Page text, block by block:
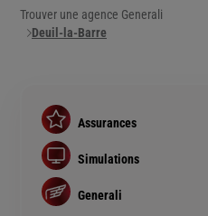
Trouver une agence Generali
Deuil-la-Barre
Assurances
Assurance auto
Assurance habitation
Assurance prêt immobilier
Complémentaire santé senior
Simulations
Simulation assurance auto
Devis assurance habitation
Generali